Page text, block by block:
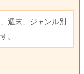
週末、ジャンル別
。